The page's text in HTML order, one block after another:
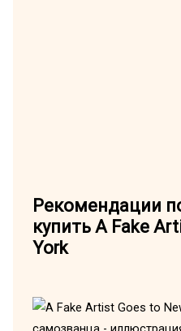
Рекомендации
купить A Fake
York